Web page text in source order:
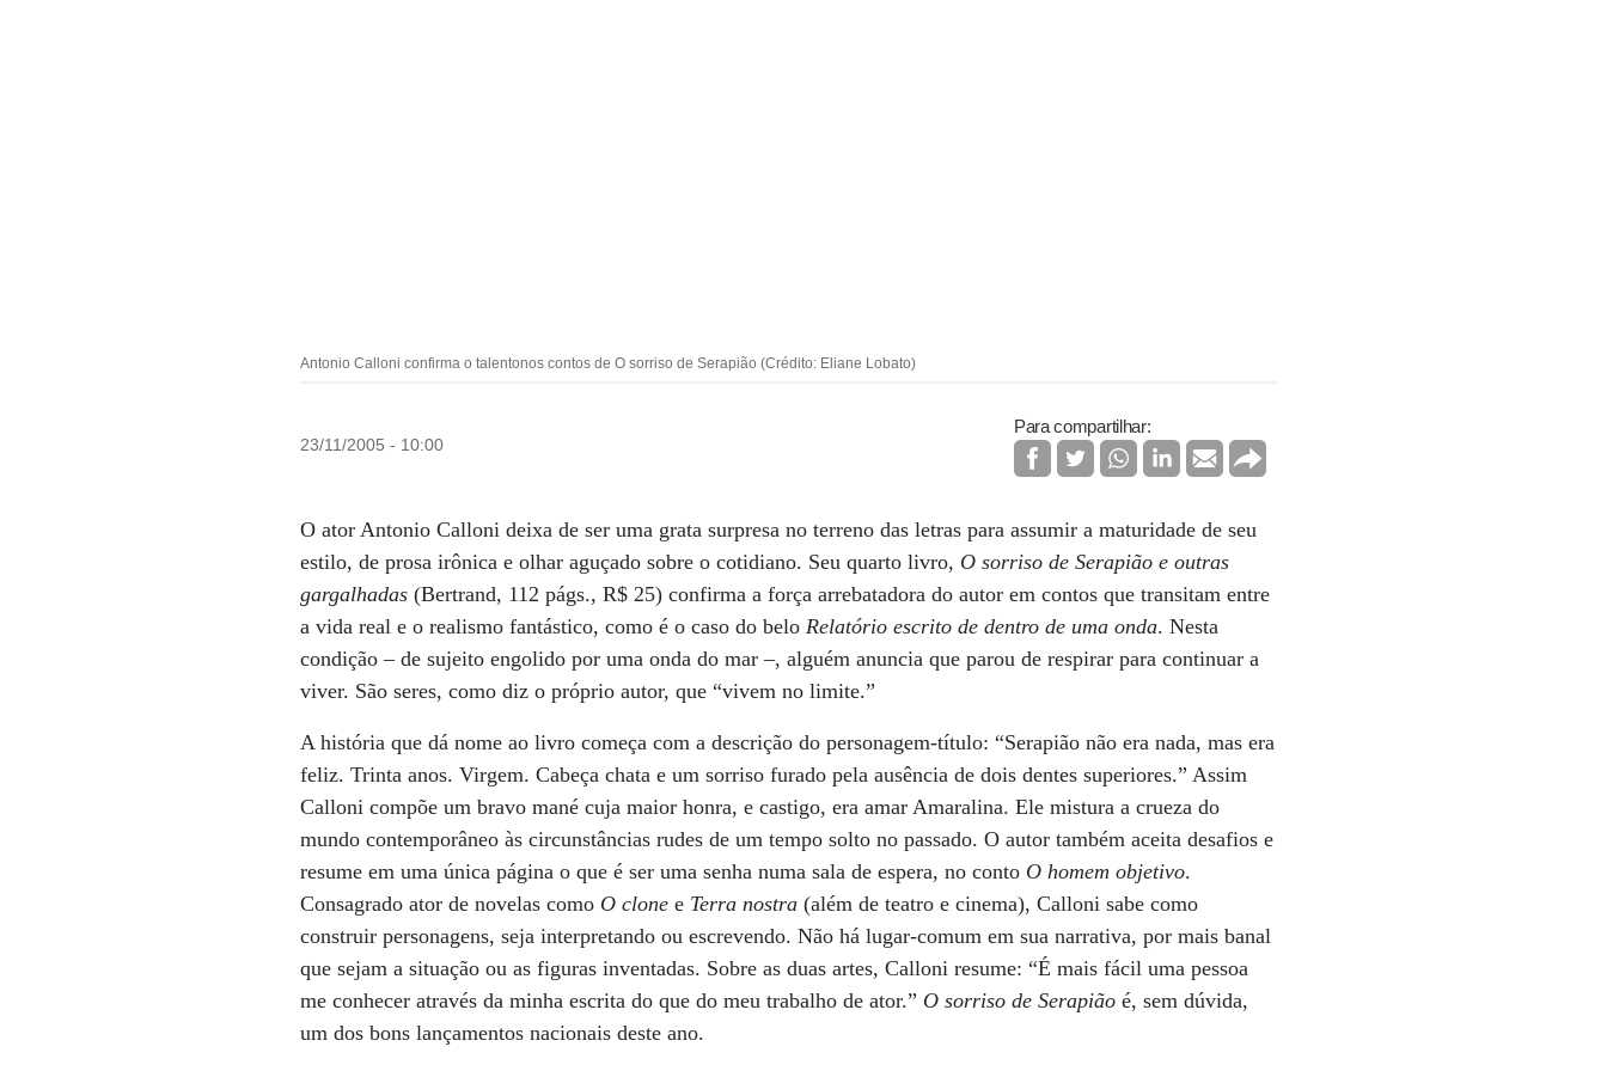
Antonio Calloni confirma o talentonos contos de O sorriso de Serapião (Crédito: Eliane Lobato)
23/11/2005 - 10:00
Para compartilhar:
O ator Antonio Calloni deixa de ser uma grata surpresa no terreno das letras para assumir a maturidade de seu
estilo, de prosa irônica e olhar aguçado sobre o cotidiano. Seu quarto livro, O sorriso de Serapião e outras
gargalhadas(Bertrand, 112 págs., R$ 25) confirma a força arrebatadora do autor em contos que transitam entre
a vida real e o realismo fantástico, como é o caso do beloRelatório escrito de dentro de uma onda. Nesta
condição – de sujeito engolido por uma onda do mar –, alguém anuncia que parou de respirar para continuar a
viver. São seres, como diz o próprio autor, que “vivem no limite.”
A história que dá nome ao livro começa com a descrição do personagem-título: “Serapião não era nada, mas era
feliz. Trinta anos. Virgem. Cabeça chata e um sorriso furado pela ausência de dois dentes superiores.” Assim
Calloni compõe um bravo mané cuja maior honra, e castigo, era amar Amaralina. Ele mistura a crueza do
mundo contemporâneo às circunstâncias rudes de um tempo solto no passado. O autor também aceita desafios e
resume em uma única página o que é ser uma senha numa sala de espera, no conto O homem objetivo.
Consagrado ator de novelas como O clone e Terra nostra (além de teatro e cinema), Calloni sabe como
construir personagens, seja interpretando ou escrevendo. Não há lugar-comum em sua narrativa, por mais banal
que sejam a situação ou as figuras inventadas. Sobre as duas artes, Calloni resume: “É mais fácil uma pessoa
me conhecer através da minha escrita do que do meu trabalho de ator.” O sorriso de Serapião é, sem dúvida,
um dos bons lançamentos nacionais deste ano.